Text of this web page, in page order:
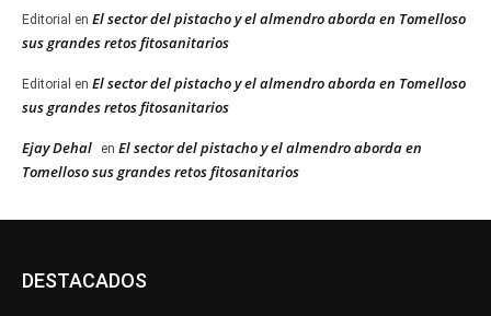
Editorial en El sector del pistacho y el almendro aborda en Tomelloso
sus grandes retos fitosanitarios
Editorial en El sector del pistacho y el almendro aborda en Tomelloso
sus grandes retos fitosanitarios
Ejay Dehal en El sector del pistacho y el almendro aborda en
Tomelloso sus grandes retos fitosanitarios
DESTACADOS